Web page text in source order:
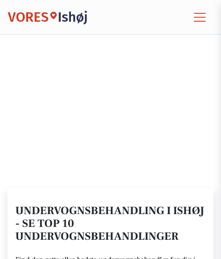
VORES Ishøj
UNDERVOGNSBEHANDLING I ISHØJ
- SE TOP 10
UNDERVOGNSBEHANDLINGER